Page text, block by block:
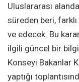
Uluslararası
süreden beri,
ve edecek. Bu
ilgili güncel bir
Konseyi Bakanlar
yaptığı